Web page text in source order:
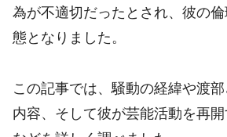
為が不適切だったとされ、彼の
態となりました。
この記事では、騒動の経緯や渡
内容、そして彼が芸能活動を再